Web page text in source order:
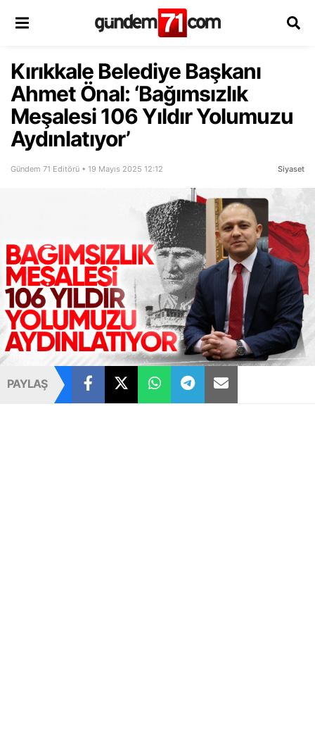
Kırıkkale Belediye Başkanı
Ahmet Önal: ‘Bağımsızlık
Meşalesi 106 Yıldır Yolumuzu
Aydınlatıyor’
Gündem 71 Editörü • 19 Mayıs 2025 12:12 Siyaset
PAYLAŞ